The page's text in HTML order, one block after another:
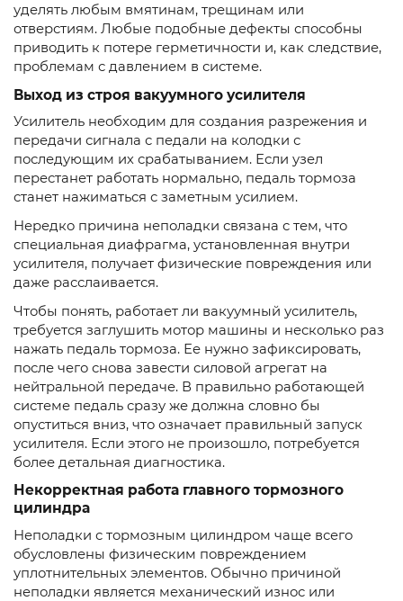
уделять любым вмятинам, трещинам или
отверстиям. Любые подобные дефекты способны
приводить к потере герметичности и, как следствие,
проблемам с давлением в системе.
Выход из строя вакуумного усилителя
Усилитель необходим для создания разрежения и
передачи сигнала с педали на колодки с
последующим их срабатыванием. Если узел
перестанет работать нормально, педаль тормоза
станет нажиматься с заметным усилием.
Нередко причина неполадки связана с тем, что
специальная диафрагма, установленная внутри
усилителя, получает физические повреждения или
даже расслаивается.
Чтобы понять, работает ли вакуумный усилитель,
требуется заглушить мотор машины и несколько раз
нажать педаль тормоза. Ее нужно зафиксировать,
после чего снова завести силовой агрегат на
нейтральной передаче. В правильно работающей
системе педаль сразу же должна словно бы
опуститься вниз, что означает правильный запуск
усилителя. Если этого не произошло, потребуется
более детальная диагностика.
Некорректная работа главного тормозного
цилиндра
Неполадки с тормозным цилиндром чаще всего
обусловлены физическим повреждением
уплотнительных элементов. Обычно причиной
неполадки является механический износ или